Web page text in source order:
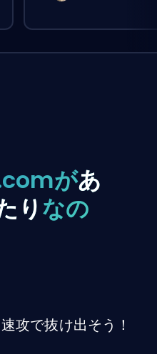
があ
りなの
攻で抜け出そう！